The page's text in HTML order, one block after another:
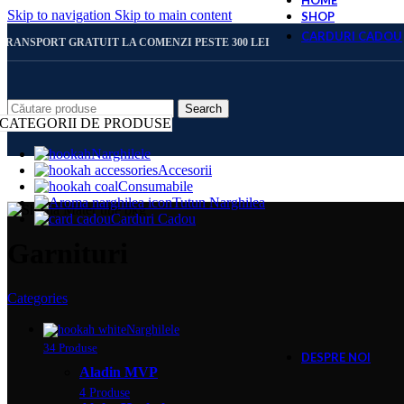
Skip to navigation Skip to main content
GRATUIT LA COMENZI PESTE 300 LEI
Search
CATEGORII DE PRODUSE
Narghilele
Accesorii
Consumabile
Tutun Narghilea
Carduri Cadou
SHOP
CARDURI CADOU
DESPRE NOI
Categories
Narghilele
34 Produse
Aladin MVP
4 Produse